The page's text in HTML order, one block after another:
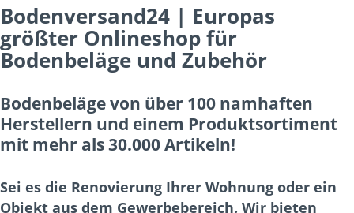
Bodenversand24 | Europas
größter Onlineshop für
Bodenbeläge und Zubehör
Bodenbeläge von über 100 namhaften
Herstellern und einem Produktsortiment
mit mehr als 30.000 Artikeln!
Sei es die Renovierung Ihrer Wohnung oder ein
Objekt aus dem Gewerbebereich. Wir bieten